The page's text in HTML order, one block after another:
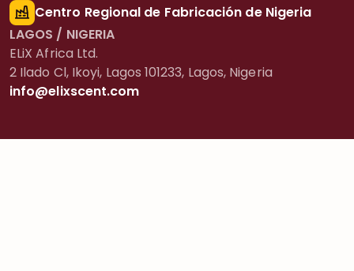
Centro Regional de Fabricación de Nigeria
LAGOS / NIGERIA
ELiX Africa Ltd.
2 Ilado Cl, Ikoyi, Lagos 101233, Lagos, Nigeria
info@elixscent.com